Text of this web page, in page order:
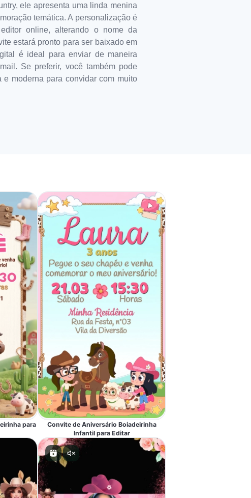
ele apresenta uma linda menina
temática. A personalização é
online, alterando o nome da
estará pronto para ser baixado em
é ideal para enviar de maneira
Se preferir, você também pode
moderna para convidar com muito
para
Convite de Aniversário Boiadeirinha
Infantil para Editar